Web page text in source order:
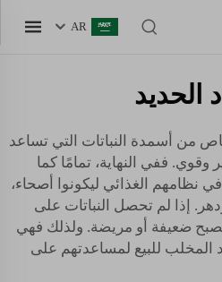
AR
الحديد
من أسمدة النباتات التي تساعد
وقوي. ففي النهاية، تمامًا كما
نظامهم الغذائي ليكونوا أصحاء،
إذا لم تحصل النباتات على
ضعيفة أو مريضة. ولذلك فهي
لمساعدتهم على